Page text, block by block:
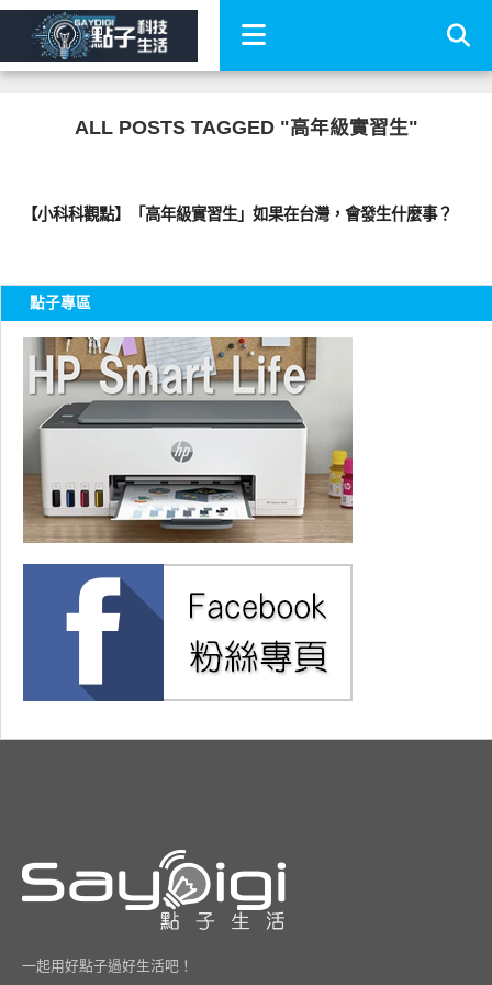
ALL POSTS TAGGED "高年級實習生"
【小科科觀點】「高年級實習生」如果在台灣，會發生什麼事？
點子專區
一起用好點子過好生活吧！